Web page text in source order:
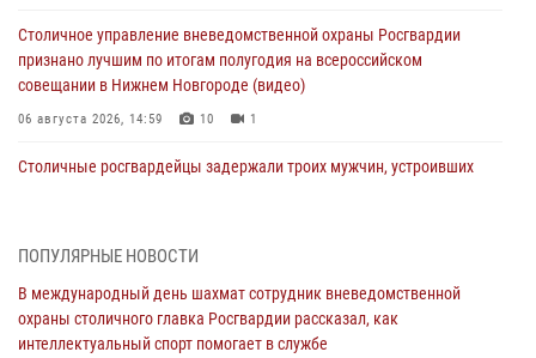
Столичное управление вневедомственной охраны Росгвардии
признано лучшим по итогам полугодия на всероссийском
совещании в Нижнем Новгороде (видео)
06 августа 2026, 14:59 10 1
Столичные росгвардейцы задержали троих мужчин, устроивших
матче в Москве обеспечила Росгвардия (видео)
06 августа 2026, 08:30
ПОПУЛЯРНЫЕ НОВОСТИ
В международный день шахмат сотрудник вневедомственной
охраны столичного главка Росгвардии рассказал, как
интеллектуальный спорт помогает в службе